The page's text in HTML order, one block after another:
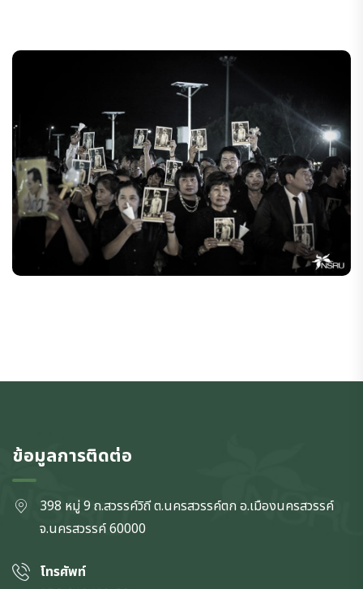
ข้อมูลการติดต่อ
398 หมู่ 9 ถ.สวรรค์วิถี ต.นครสวรรค์ตก อ.เมืองนครสวรรค์
จ.นครสวรรค์60000
โทรศัพท์